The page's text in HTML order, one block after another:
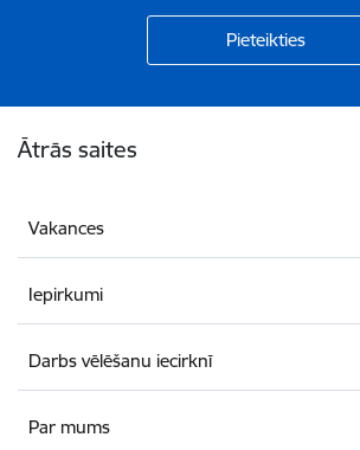
Ātrās saites
Vakances
Iepirkumi
Darbs vēlēšanu iecirknī
Par mums